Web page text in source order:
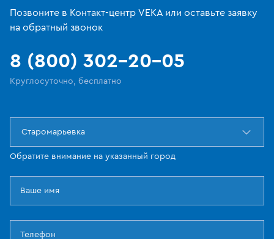
Позвоните в Контакт-центр VEKA или оставьте заявку
на обратный звонок
8 (800) 302-20-05
Круглосуточно, бесплатно
Старомарьевка
Обратите внимание на указанный город